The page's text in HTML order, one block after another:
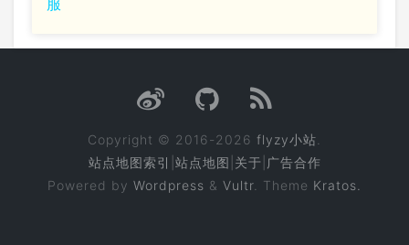
服
Copyright © 2016-2026 flyzy小站
站点地图索引 站点地图 关于 广告合作
Powered by Wordpress & Vultr . Theme Kratos.